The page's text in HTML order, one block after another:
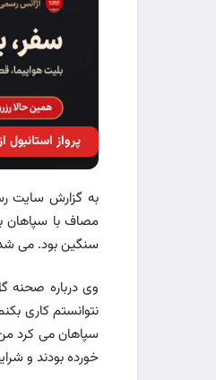
پرواز استانبول از ۱۱٬۴۰۰٬۰۰۰
به گزارش سایت
مصاف با سپاهان
سنگین بود. می شد
وی درباره صحنه
خورده بودند و